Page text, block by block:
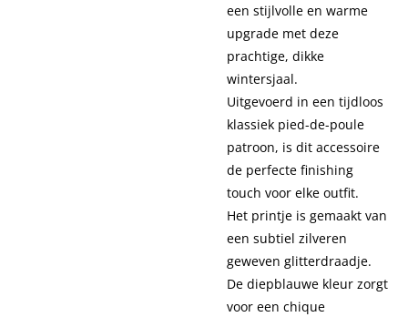
een stijlvolle en warme
upgrade met deze
prachtige, dikke
wintersjaal.
Uitgevoerd in een tijdloos
klassiek pied-de-poule
patroon, is dit accessoire
de perfecte finishing
touch voor elke outfit.
Het printje is gemaakt van
een subtiel zilveren
geweven glitterdraadje.
De diepblauwe kleur zorgt
voor een chique